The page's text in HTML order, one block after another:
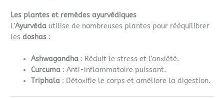
Les plantes et remèdes ayurvédiques
L’Ayurvéda utilise de nombreuses plantes pour rééquilibrer
lesdoshas :
Ashwagandha : Réduit le stress et l’anxiété.
Curcuma : Anti-inflammatoire puissant.
Triphala : Détoxifie le corps et améliore la digestion.